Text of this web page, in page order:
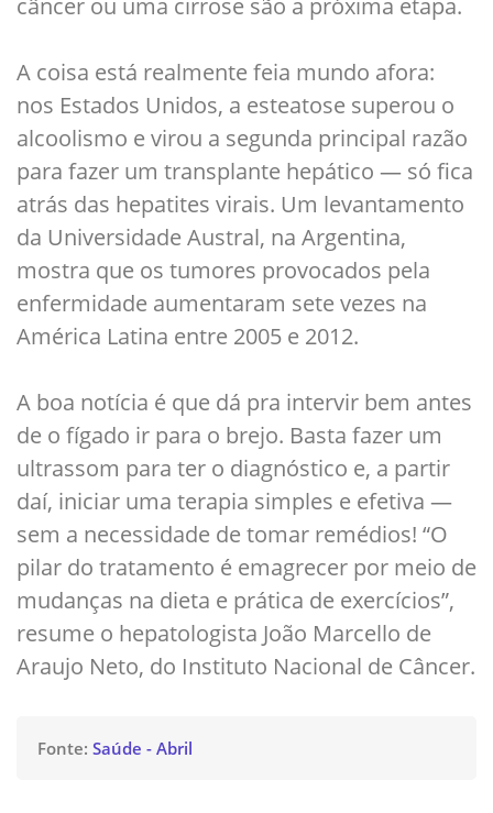
A coisa está realmente feia mundo afora:
nos Estados Unidos, a esteatose superou o
alcoolismo e virou a segunda principal razão
para fazer um transplante hepático — só fica
atrás das hepatites virais. Um levantamento
da Universidade Austral, na Argentina,
mostra que os tumores provocados pela
enfermidade aumentaram sete vezes na
América Latina entre 2005 e 2012.
A boa notícia é que dá pra intervir bem antes
de o fígado ir para o brejo. Basta fazer um
ultrassom para ter o diagnóstico e, a partir
daí, iniciar uma terapia simples e efetiva —
sem a necessidade de tomar remédios! “O
pilar do tratamento é emagrecer por meio de
mudanças na dieta e prática de exercícios”,
resume o hepatologista João Marcello de
Araujo Neto, do Instituto Nacional de Câncer.
Fonte: Saúde - Abril